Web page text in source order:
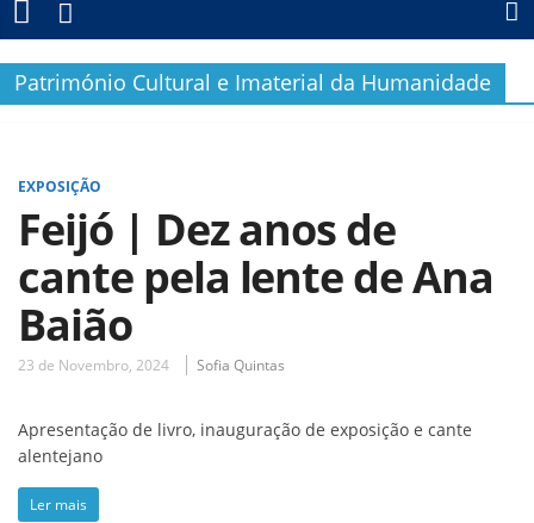
Património Cultural e Imaterial da Humanidade
EXPOSIÇÃO
Feijó | Dez anos de
cante pela lente de Ana
Baião
23 de Novembro, 2024 Sofia Quintas
Apresentação de livro, inauguração de exposição e cante
alentejano
Ler mais